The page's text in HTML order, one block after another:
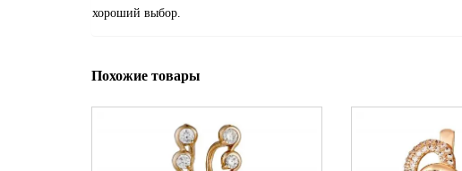
хороший выбор.
Похожие товары